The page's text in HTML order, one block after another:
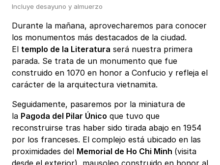
Incluye desayuno y almuerzo
Durante la mañana, aprovecharemos para conocer
los monumentos más destacados de la ciudad.
El templo de la Literatura será nuestra primera
parada. Se trata de un monumento que fue
construido en 1070 en honor a Confucio y refleja el
carácter de la arquitectura vietnamita.
Seguidamente, pasaremos por la miniatura de
la Pagoda del Pilar Único que tuvo que
reconstruirse tras haber sido tirada abajo en 1954
por los franceses. El complejo está ubicado en las
proximidades del Memorial de Ho Chi Minh (visita